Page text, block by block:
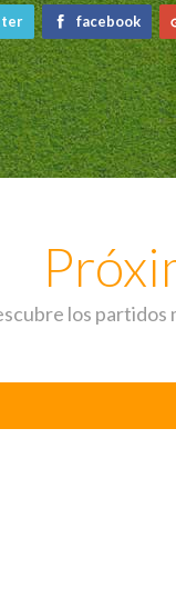
facebook
los partidos